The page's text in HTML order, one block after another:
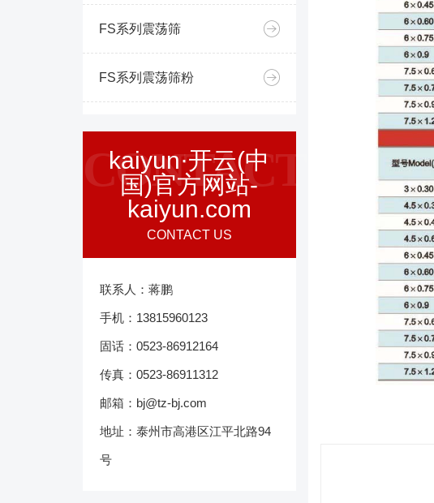
FS系列震荡筛
FS系列震荡筛粉
kaiyun·开云(中
国)官方网站-
kaiyun.com
CONTACT US
CONTACT
联系人：蒋鹏
手机：13815960123
固话：0523-86912164
传真：0523-86911312
邮箱：bj@tz-bj.com
地址：泰州市高港区江平北路94
号